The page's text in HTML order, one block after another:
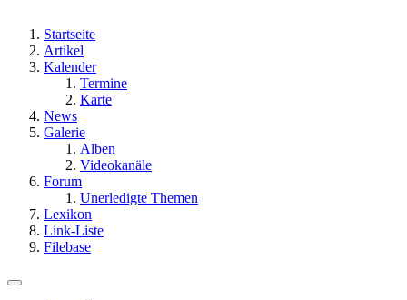
Startseite
Artikel
Kalender
Termine
Karte
News
Galerie
Alben
Videokanäle
Forum
Unerledigte Themen
Lexikon
Link-Liste
Filebase